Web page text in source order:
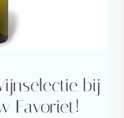
bij
Favoriet!